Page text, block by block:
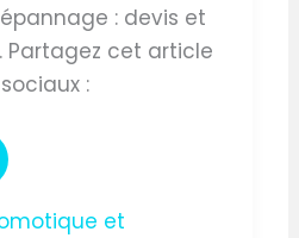
: devis et
Partagez cet article
:
et